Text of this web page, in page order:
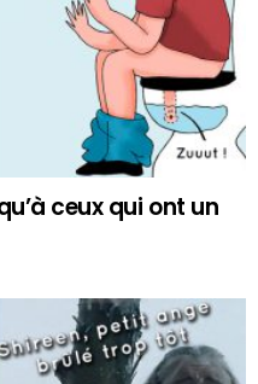
ceux qui ont un